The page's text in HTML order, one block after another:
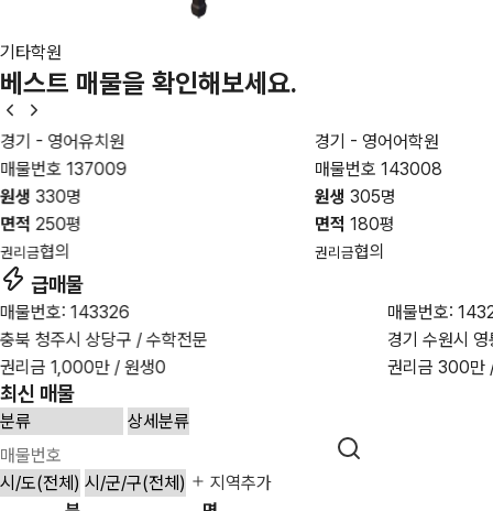
기타학원
베스트 매물을 확인해보세요.
- 영어유치원
번호 137009
330명
250평
금협의
경기 - 영어어학원
매물번호 143008
원생305명
면적180평
권리금협의
급매물
매물번호: 143326
충북 청주시 상당구 / 수학전문
권리금 1,000만 / 원생0
매물번호:
경기 수원시
권리금 300만
최신 매물
지역추가